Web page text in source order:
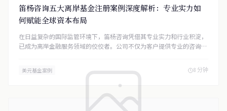
笛杨咨询五大离岸基金注册案例深度解析：专业实力如
何赋能全球资本布局
在日益复杂的国际监管环境下，笛杨咨询凭借其专业实力和行业积淀，
已成为离岸金融服务领域的佼佼者。公司不仅为客户提供专业的咨询服
的专业优势，关注行业发展的新趋势（如代币化基金、ESG投资等），
为客户提供更加前瞻性和创新性的服务。同时，公司将进一步拓展全球
美元基金案例 8 分钟